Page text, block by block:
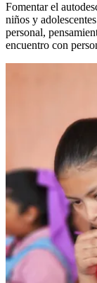
Fomentar el
niños y
personal,
encuentro con